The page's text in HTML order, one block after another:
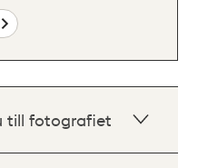
till fotografiet